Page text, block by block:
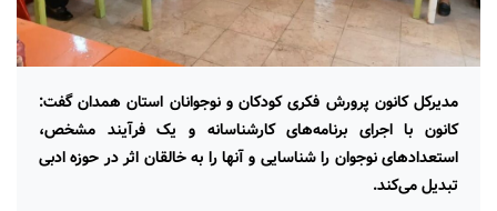
مدیرکل کانون پرورش فکری کودکان و نوجوانان استان همدان گفت:
کانون با اجرای برنامه‌های کارشناسانه و یک فرآیند مشخص،
استعدادهای نوجوان را شناسایی و آنها را به خالقان اثر در حوزه ادبی
تبدیل می‌کند.